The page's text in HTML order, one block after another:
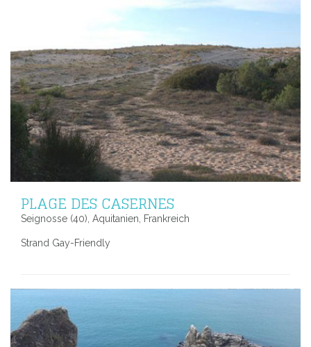
PLAGE DES CASERNES
Seignosse (40), Aquitanien, Frankreich
Strand Gay-Friendly